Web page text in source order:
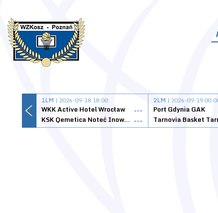
1LM | 2026-09-18 18:00
WKK Active Hotel Wrocław
---
KSK Qemetica Noteć Inowrocław ---
2LM | 2026-09-19
Port Gdynia GAK